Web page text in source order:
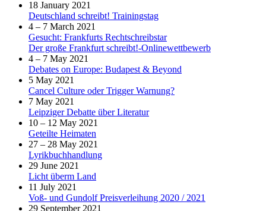
18 January 2021
Deutschland schreibt! Trainingstag
4 – 7 March 2021
Gesucht: Frankfurts Rechtschreibstar
Der große Frankfurt schreibt!-Onlinewettbewerb
4 – 7 May 2021
Debates on Europe: Budapest & Beyond
5 May 2021
Cancel Culture oder Trigger Warnung?
7 May 2021
Leipziger Debatte über Literatur
10 – 12 May 2021
Geteilte Heimaten
27 – 28 May 2021
Lyrikbuchhandlung
29 June 2021
Licht überm Land
11 July 2021
Voß- und Gundolf Preisverleihung 2020 / 2021
29 September 2021